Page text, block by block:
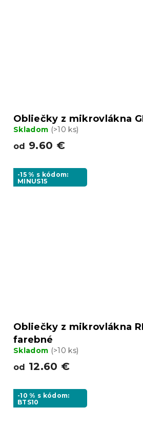
Obliečky z mikrovlákna
Skladom (>10 ks)
od 9.60 €
-15 % s kódom:
MINUS15
Obliečky z mikrovlákna
farebné
Skladom (>10 ks)
od 12.60 €
-10 % s kódom:
BTS10